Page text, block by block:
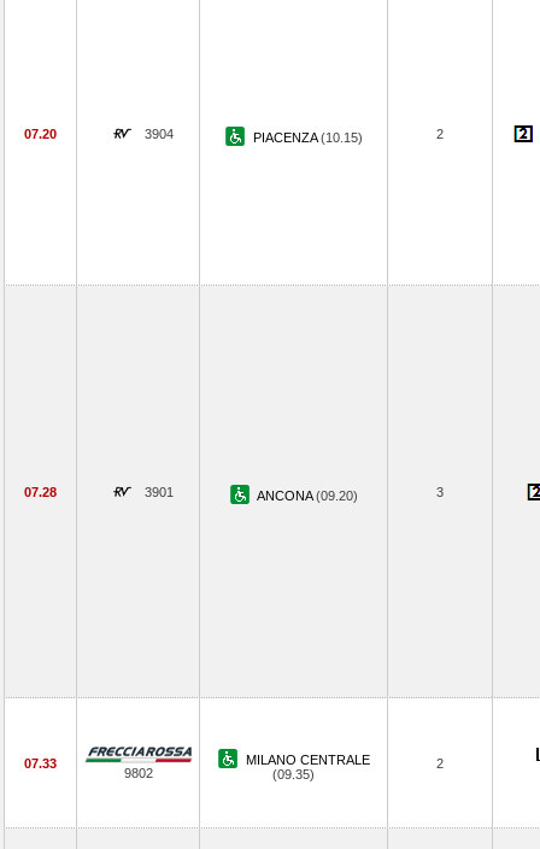
07.20 3904 PIACENZA(10.15) 2
07.28 3901 ANCONA(09.20) 3
07.33
9802
MILANO CENTRALE
(09.35)
2